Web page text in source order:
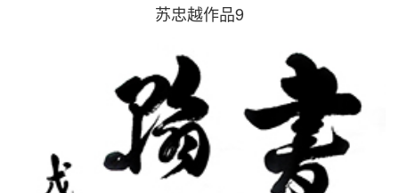
苏忠越作品9